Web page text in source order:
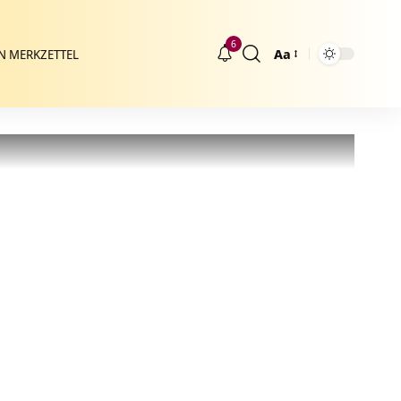
MERKZETTEL
6
Größenänderung
Aa